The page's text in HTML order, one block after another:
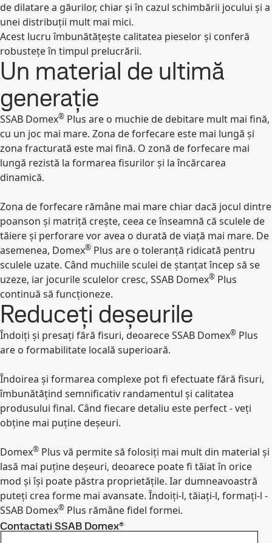
de dilatare a găurilor, chiar și în cazul schimbării jocului și a
unei distribuții mult mai mici.
Acest lucru îmbunătățește calitatea pieselor și conferă
robustețe în timpul prelucrării.
Un material de ultimă
generație
SSAB Domex® Plus are o muchie de debitare mult mai fină,
cu un joc mai mare. Zona de forfecare este mai lungă și
zona fracturată este mai fină. O zonă de forfecare mai
lungă rezistă la formarea fisurilor și la încărcarea
dinamică.
Zona de forfecare rămâne mai mare chiar dacă jocul dintre
poanson și matriță crește, ceea ce înseamnă că sculele de
tăiere și perforare vor avea o durată de viață mai mare. De
asemenea, Domex® Plus are o toleranță ridicată pentru
sculele uzate. Când muchiile sculei de ștanțat încep să se
uzeze, iar jocurile sculelor cresc, SSAB Domex® Plus
continuă să funcționeze.
Reduceți deșeurile
Îndoiți și presați fără fisuri, deoarece SSAB Domex® Plus
are o formabilitate locală superioară.
Îndoirea și formarea complexe pot fi efectuate fără fisuri,
îmbunătățind semnificativ randamentul și calitatea
produsului final. Când fiecare detaliu este perfect - veți
obține mai puține deșeuri.
Domex® Plus vă permite să folosiți mai mult din material și
lasă mai puține deșeuri, deoarece poate fi tăiat în orice
mod și își poate păstra proprietățile. Iar dumneavoastră
puteți crea forme mai avansate. Îndoiți-l, tăiați-l, formați-l -
SSAB Domex® Plus rămâne fidel formei.
Contactați SSAB Domex®